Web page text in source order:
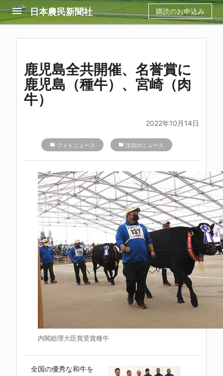
menu 日本農民新聞社 購読のお申込み
鹿児島全共開催、名誉賞に
鹿児島（種牛）、宮崎（肉
牛）
2022年10月14日
folder フォトニュース folder 注目のニュース
内閣総理大臣賞受賞種牛
全国の優秀な和牛を